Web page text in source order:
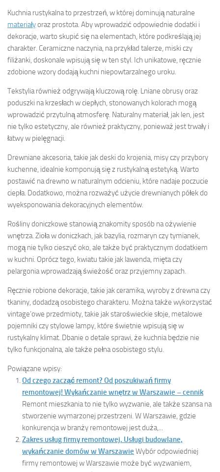
Kuchnia rustykalna to przestrzeń, w której dominują naturalne
materiałyoraz prostota. Aby wprowadzić odpowiednie dodatki i
dekoracje, warto skupić się na elementach, które podkreślają jej
charakter. Ceramiczne naczynia, na przykład talerze, miski czy
filiżanki, doskonale wpisują się w ten styl. Ich unikatowe, ręcznie
zdobione wzory dodają kuchni niepowtarzalnego uroku.
Tekstylia również odgrywają kluczową rolę. Lniane obrusy oraz
poduszki na krzesłach w ciepłych, stonowanych kolorach mogą
wprowadzić przytulną atmosferę. Naturalny materiał, jak len, jest
nie tylko estetyczny, ale również praktyczny, ponieważ jest trwały i
łatwy w pielęgnacji.
Drewniane akcesoria, takie jak deski do krojenia, misy czy przybory
kuchenne, idealnie komponują się z rustykalną estetyką. Warto
postawić na drewno w naturalnym odcieniu, które nadaje poczucie
ciepła. Dodatkowo, można rozważyć użycie drewnianych półek do
wyeksponowania dekoracyjnych elementów.
Rośliny doniczkowe stanowią znakomity sposób na ożywienie
wnętrza. Zioła w doniczkach, jak bazylia, rozmaryn czy tymianek,
mogą nie tylko cieszyć oko, ale także być praktycznym dodatkiem
w kuchni. Oprócz tego, kwiatu takie jak lawenda, mięta czy
pelargonia wprowadzają świeżość oraz przyjemny zapach.
Ręcznie robione dekoracje, takie jak ceramika, wyroby z drewna czy
tkaniny, dodadzą osobistego charakteru. Można także wykorzystać
vintage’owe przedmioty, takie jak staroświeckie słoje, metalowe
pojemniki czy stylowe lampy, które świetnie wpisują się w
rustykalny klimat. Dbanie o detale sprawi, że kuchnia będzie nie
tylko funkcjonalna, ale także pełna osobistego stylu.
Powiązane wpisy:
Od czego zacząć remont? Od poszukiwań firmy
remontowej! Wykańczanie wnętrz w Warszawie – cennik
Remont mieszkania to nie tylko wyzwanie, ale także szansa na
stworzenie wymarzonej przestrzeni. W Warszawie, gdzie
konkurencja w branży remontowej jest duża,...
Zakres usług firmy remontowej. Usługi budowlane,
wykańczanie domów w Warszawie Wybór odpowiedniej
firmy remontowej w Warszawie może być wyzwaniem,